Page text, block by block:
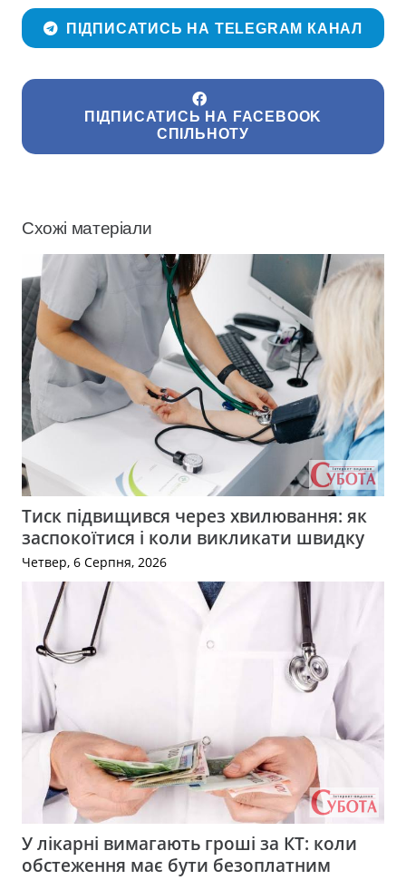
ПІДПИСАТИСЬ НА TELEGRAM КАНАЛ
ПІДПИСАТИСЬ НА FACEBOOK
СПІЛЬНОТУ
Схожі матеріали
Тиск підвищився через хвилювання: як
заспокоїтися і коли викликати швидку
Четвер, 6 Серпня, 2026
У лікарні вимагають гроші за КТ: коли
обстеження має бути безоплатним